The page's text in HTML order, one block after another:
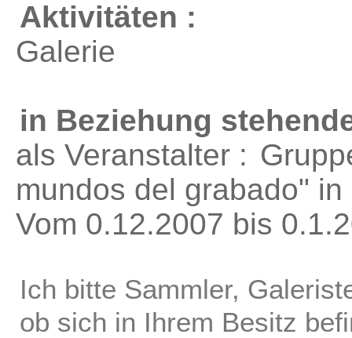
Aktivitäten :
Galerie
in Beziehung
als Veranstalter :
mundos del grabado" in
Vom 0.12.2007 bis
Ich bitte Sammler,
ob sich in Ihrem Besitz